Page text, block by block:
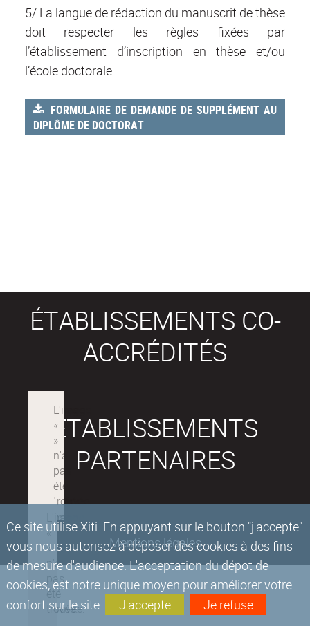
Ce site utilise Xiti. En appuyant sur le bouton "j'accepte"
vous nous autorisez à déposer des cookies à des fins
de mesure d'audience. L'acceptation du dépot de
cookies, est notre unique moyen pour améliorer votre
confort sur le site.
J'accepte Je refuse
5/ La langue de rédaction du manuscrit de thèse
doit respecter les règles fixées par
l’établissement d’inscription en thèse et/ou
l’école doctorale.
FORMULAIRE DE DEMANDE DE SUPPLÉMENT AU
DIPLÔME DE DOCTORAT
ÉTABLISSEMENTS CO-
ACCRÉDITÉS
ÉTABLISSEMENTS
PARTENAIRES
Mentions légales